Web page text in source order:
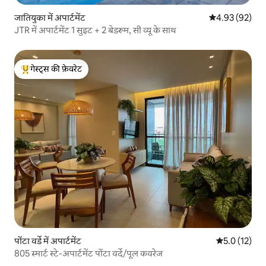
जातियुका में अपार्टमेंट औसत रेटिंग 5 में
4.93 (92)
JTR में अपार्टमेंट 1 सुइट + 2 बेडरूम, सी व्यू के साथ
गेस्ट्स का टॉप फ़ेवरेट
गेस्ट्स की फ़ेवरेट
पोंटा वर्डे में अपार्टमेंट औसत रेटिंग 5
5.0 (12)
805 स्मार्ट स्टे-अपार्टमेंट पोंटा वर्दे/पूल कवरेज